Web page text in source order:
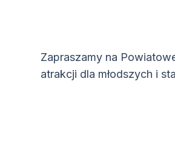
Zapraszamy na
atrakcji dla młodszych i